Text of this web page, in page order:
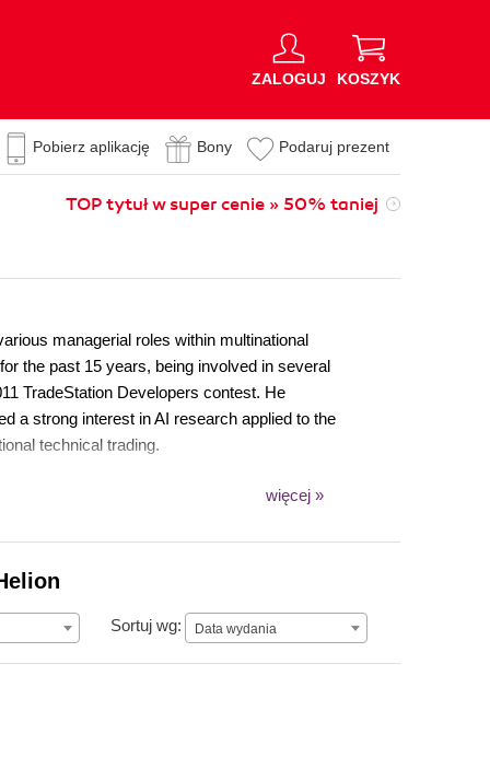
ZALOGUJ KOSZYK
Pobierz aplikację Bony Podaruj prezent
TOP tytuł w super cenie » 50% taniej
managerial roles within multinational
the past 15 years, being involved in several
TradeStation Developers contest. He
a strong interest in AI research applied to the
technical trading.
więcej »
Sortuj wg: Data wydania
Data wydania